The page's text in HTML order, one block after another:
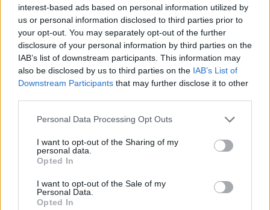
interest-based ads based on personal information utilized by
us or personal information disclosed to third parties prior to
your opt-out. You may separately opt-out of the further
disclosure of your personal information by third parties on the
IAB’s list of downstream participants. This information may
also be disclosed by us to third parties on the IAB’s List of
Downstream Participants that may further disclose it to other
Please note that this website/app uses one or more Google
not limited to your visit or usage behaviour. You may click to
grant or deny consent to Google and its third-party tags to
use your data for below specified purposes in below Google
consent section.
Personal Data Processing Opt Outs
I want to opt-out of the Sharing of my
personal data.
Opted In
I want to opt-out of the Sale of my
Personal Data.
Opted In
Air fryer receptek: ropogós falatok kevesebb